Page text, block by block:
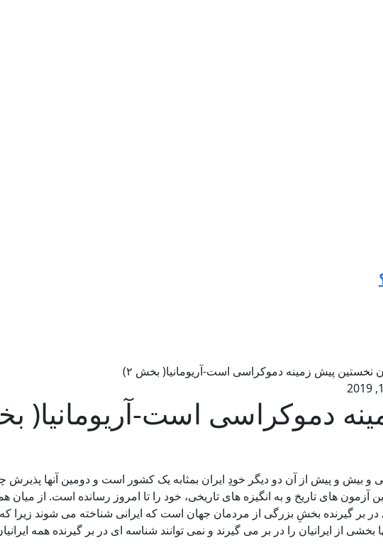
نخستین پیش زمینه دموکراسی است-آریومانیا( بخش ۲)
دموکراسی است-آریومانیا(
و بیش و پیش از آن دو دیگر خودِ ایران بمثابه یک کشور است و دومین آنها
های تاریخ و به انگیزه های تاریخی، خود را تا امروز رسانده است. از میان
بر گیرنده بخشِ بزرگی از مردمان جهان است که ایرانی شناخته می شوند زیرا
بخشی از ایرانیان را در بر می گیرند و نمی توانند شناسه ای در بر گیرنده همه